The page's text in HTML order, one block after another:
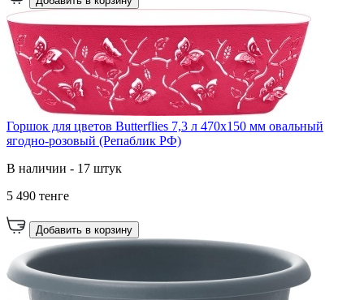
Горшок для цветов Butterflies 7,3 л 470х150 мм овальный
ягодно-розовый (Репаблик РФ)
В наличии - 17 штук
5 490 тенге
Добавить в корзину